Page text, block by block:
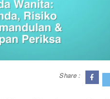
Keluhan Kulit
Non Infeksi
Share :